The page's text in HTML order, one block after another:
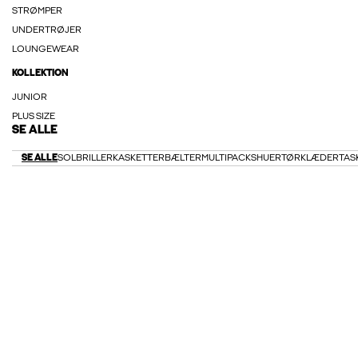
STRØMPER
UNDERTRØJER
LOUNGEWEAR
KOLLEKTION
JUNIOR
PLUS SIZE
SE ALLE
SE ALLESOLBRILLER KASKETTERBÆLTERMULTIPACKSHUERTØRKLÆDER